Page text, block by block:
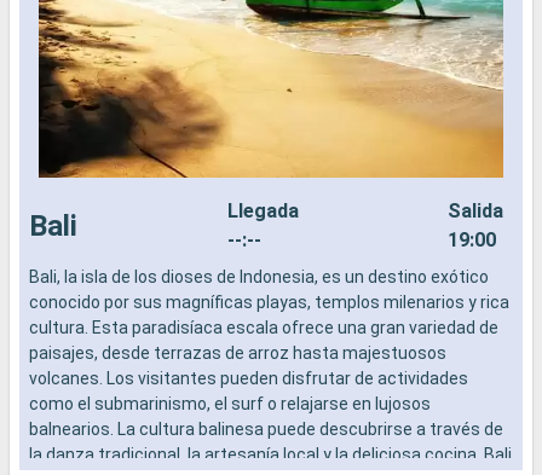
Bali
Llegada
--:--
Salida
19:00
Bali, la isla de los dioses de Indonesia, es un destino exótico
conocido por sus magníficas playas, templos milenarios y rica
cultura. Esta paradisíaca escala ofrece una gran variedad de
paisajes, desde terrazas de arroz hasta majestuosos
volcanes. Los visitantes pueden disfrutar de actividades
como el submarinismo, el surf o relajarse en lujosos
balnearios. La cultura balinesa puede descubrirse a través de
la danza tradicional, la artesanía local y la deliciosa cocina. Bali